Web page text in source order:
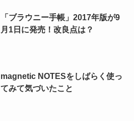
「ブラウニー手帳」2017年版が9
月1日に発売！改良点は？
magnetic NOTESをしばらく使っ
てみて気づいたこと